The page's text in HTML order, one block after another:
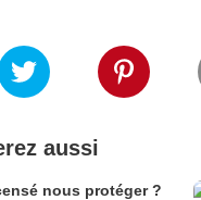
aussi
où est l' état censé nous protéger ?